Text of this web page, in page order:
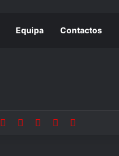
Equipa Contactos